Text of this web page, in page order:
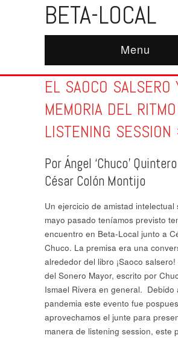
BETA-LOCAL
Menu
EL SAOCO SALSERO
MEMORIA DEL
LISTENING
Por Ángel ‘Chuco’
César Colón Montijo
Un ejercicio de amistad intelectual
mayo pasado teníamos previsto
encuentro en Beta-Local junto a
Chuco. La premisa era una
alrededor del libro ¡Saoco
del Sonero Mayor, escrito por
Ismael Rivera en general. Debido
pandemia este evento fue
aprovechamos el junte para
manera de listening session, este